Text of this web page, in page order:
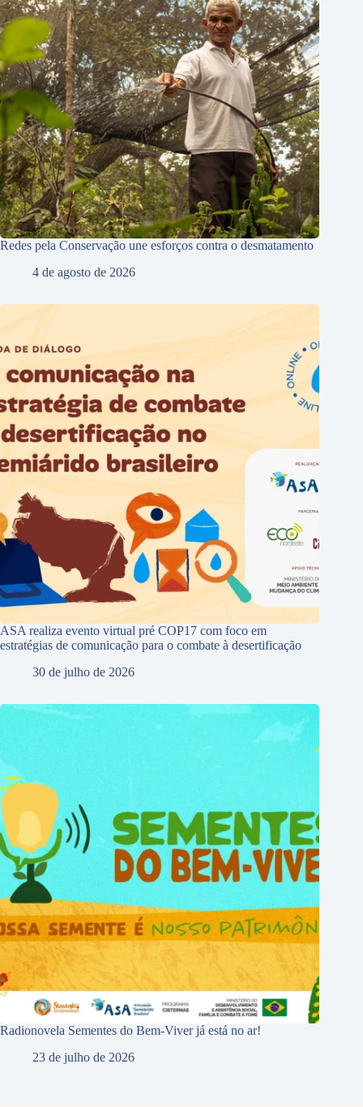
Redes pela Conservação une esforços contra o desmatamento
4 de agosto de 2026
ASA realiza evento virtual pré COP17 com foco em
estratégias de comunicação para o combate à desertificação
30 de julho de 2026
Radionovela Sementes do Bem-Viver já está no ar!
23 de julho de 2026